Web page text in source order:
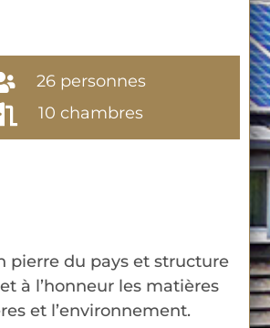
26 personnes
10 chambres
pierre du pays et structure
à l’honneur les matières
et l’environnement.